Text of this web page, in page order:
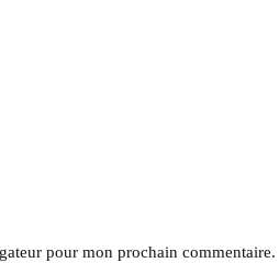
pour mon prochain commentaire.